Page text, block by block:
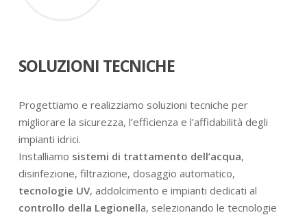
SOLUZIONI TECNICHE
Progettiamo e realizziamo soluzioni tecniche per
migliorare la sicurezza, l’efficienza e l’affidabilità degli
impianti idrici.
Installiamo sistemi di trattamento dell’acqua,
disinfezione, filtrazione, dosaggio automatico,
tecnologie UV, addolcimento e impianti dedicati al
controllo della Legionella, selezionando le tecnologie